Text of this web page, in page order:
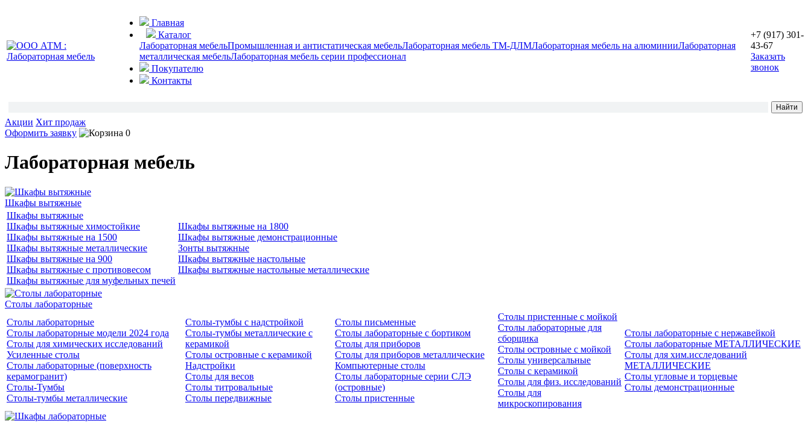
Главная
Каталог
Лабораторная мебельПромышленная и антистатическая мебельЛабораторная мебель ТМ-ДЛМЛабораторная мебель на алюминииЛабораторная
металлическая мебельЛабораторная мебель серии профессионал
Покупателю
Контакты
+7 (917) 301-
43-67
Заказать
звонок
Акции Хит продаж
Оформить заявку
0
Лабораторная мебель
Шкафы вытяжные
Шкафы вытяжные
Шкафы вытяжные химостойкие
Шкафы вытяжные на 1500
Шкафы вытяжные металлические
Шкафы вытяжные на 900
Шкафы вытяжные с противовесом
Шкафы вытяжные для муфельных печей
Шкафы вытяжные на 1800
Шкафы вытяжные демонстрационные
Зонты вытяжные
Шкафы вытяжные настольные
Шкафы вытяжные настольные металлические
Столы лабораторные
Столы лабораторные
Столы лабораторные модели 2024 года
Столы для химических исследований
Усиленные столы
Столы лабораторные (поверхность
керамогранит)
Столы-Тумбы
Столы-тумбы металлические
Столы-тумбы с надстройкой
Столы-тумбы металлические с
керамикой
Столы островные с керамикой
Надстройки
Столы для весов
Столы титровальные
Столы передвижные
Столы письменные
Столы лабораторные с бортиком
Столы для приборов
Столы для приборов металлические
Компьютерные столы
Столы лабораторные серии СЛЭ
(островные)
Столы пристенные
Столы пристенные с мойкой
Столы лабораторные для
сборщика
Столы островные с мойкой
Столы универсальные
Столы с керамикой
Столы для физ. исследований
Столы для
микроскопирования
Столы лабораторные с нержавейкой
Столы лабораторные МЕТАЛЛИЧЕСКИЕ
Столы для хим.исследований
МЕТАЛЛИЧЕСКИЕ
Столы угловые и торцевые
Столы демонстрационные